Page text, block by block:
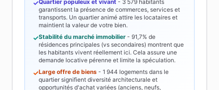
✓Quartier populeux et vivant - 3 579 habitants
garantissent la présence de commerces, services et
transports. Un quartier animé attire les locataires et
maintient la valeur de votre bien.
✓Stabilité du marché immobilier - 91,7% de
résidences principales (vs secondaires) montrent que
les habitants vivent réellement ici. Cela assure une
demande locative pérenne et limite la spéculation.
✓Large offre de biens - 1 944 logements dans le
quartier signifient diversité architecturale et
opportunités d'achat variées (anciens, neufs,